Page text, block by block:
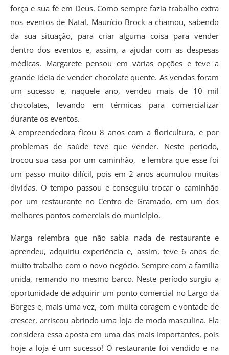
força e sua fé em Deus. Como sempre fazia trabalho extra
nos eventos de Natal, Maurício Brock a chamou, sabendo
da sua situação, para criar alguma coisa para vender
dentro dos eventos e, assim, a ajudar com as despesas
médicas. Margarete pensou em várias opções e teve a
grande ideia de vender chocolate quente. As vendas foram
um sucesso e, naquele ano, vendeu mais de 10 mil
chocolates, levando em térmicas para comercializar
durante os eventos.
A empreendedora ficou 8 anos com a floricultura, e por
problemas de saúde teve que vender. Neste período,
trocou sua casa por um caminhão, e lembra que esse foi
um passo muito difícil, pois em 2 anos acumulou muitas
dívidas. O tempo passou e conseguiu trocar o caminhão
por um restaurante no Centro de Gramado, em um dos
melhores pontos comerciais do município.
Marga relembra que não sabia nada de restaurante e
aprendeu, adquiriu experiência e, assim, teve 6 anos de
muito trabalho com o novo negócio. Sempre com a família
unida, remando no mesmo barco. Neste período surgiu a
oportunidade de adquirir um ponto comercial no Largo da
Borges e, mais uma vez, com muita coragem e vontade de
crescer, arriscou abrindo uma loja de moda masculina. Ela
considera essa aposta em uma das mais importantes, pois
hoje a loja é um sucesso! O restaurante foi vendido e na